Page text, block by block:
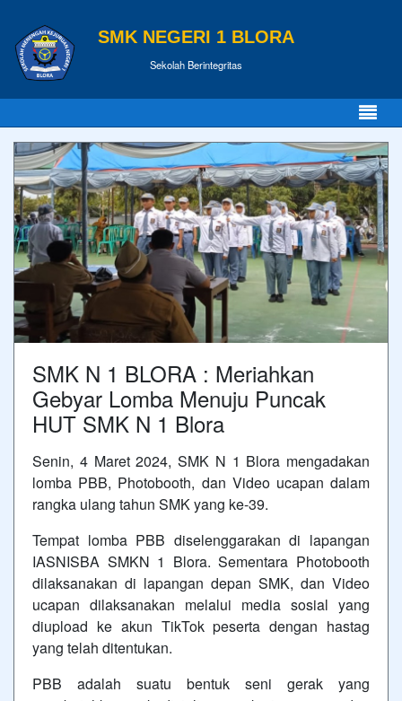
SMK NEGERI 1 BLORA
Sekolah Berintegritas
SMK N 1 BLORA : Meriahkan
Gebyar Lomba Menuju Puncak
HUT SMK N 1 Blora
Senin, 4 Maret 2024, SMK N 1 Blora mengadakan
lomba PBB, Photobooth, dan Video ucapan dalam
rangka ulang tahun SMK yang ke-39.
Tempat lomba PBB diselenggarakan di lapangan
IASNISBA SMKN 1 Blora. Sementara Photobooth
dilaksanakan di lapangan depan SMK, dan Video
ucapan dilaksanakan melalui media sosial yang
diupload ke akun TikTok peserta dengan hastag
yang telah ditentukan.
PBB adalah suatu bentuk seni gerak yang